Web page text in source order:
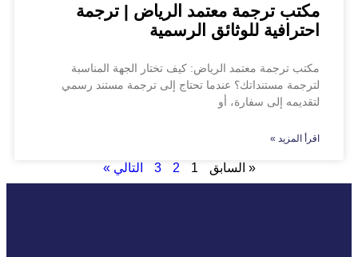
مكتب ترجمة معتمد الرياض | ترجمة
احترافية للوثائق الرسمية
مكتب ترجمة معتمد الرياض: كيف تختار الجهة المناسبة
لترجمة مستنداتك؟ عندما تحتاج إلى ترجمة مستند رسمي
لتقديمه إلى سفارة، أو
اقرأ المزيد »
« السابق 1
2
3 التالي »